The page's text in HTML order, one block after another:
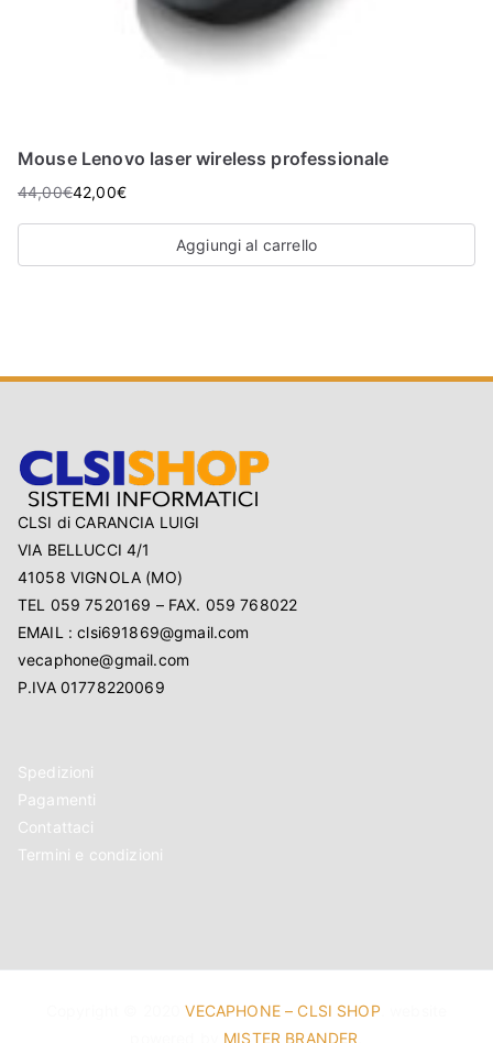
Mouse Lenovo laser wireless professionale
44,00€42,00€
Aggiungi al carrello
CLSI di CARANCIA LUIGI
VIA BELLUCCI 4/1
41058 VIGNOLA (MO)
TEL 059 7520169 – FAX. 059 768022
EMAIL : clsi691869@gmail.com
vecaphone@gmail.com
P.IVA 01778220069
Spedizioni
Pagamenti
Contattaci
Termini e condizioni
Copyright © 2020VECAPHONE – CLSI SHOP
MISTER BRANDER